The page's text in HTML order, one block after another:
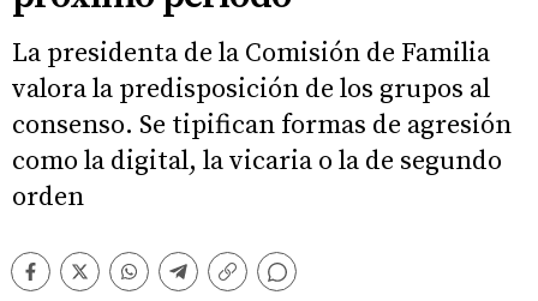
La presidenta de la Comisión de Familia
valora la predisposición de los grupos al
consenso. Se tipifican formas de agresión
como la digital, la vicaria o la de segundo
orden
Facebook
TwitterWhatsappTelegram
Copiar
Comentarios